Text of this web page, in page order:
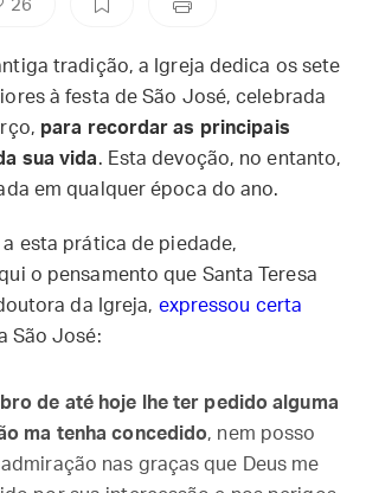
26
tradição, a Igreja dedica os sete
à festa de São José, celebrada
para recordar as principais
sua vida. Esta devoção, no entanto,
em qualquer época do ano.
esta prática de piedade,
o pensamento que Santa Teresa
da Igreja, expressou certa
São José:
de até hoje lhe ter pedido alguma
ma tenha concedido, nem posso
nas graças que Deus me